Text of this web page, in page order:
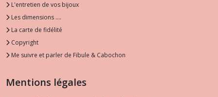
L'entretien de vos bijoux
Les dimensions ....
La carte de fidélité
Copyright
Me suivre et parler de Fibule & Cabochon
Mentions légales